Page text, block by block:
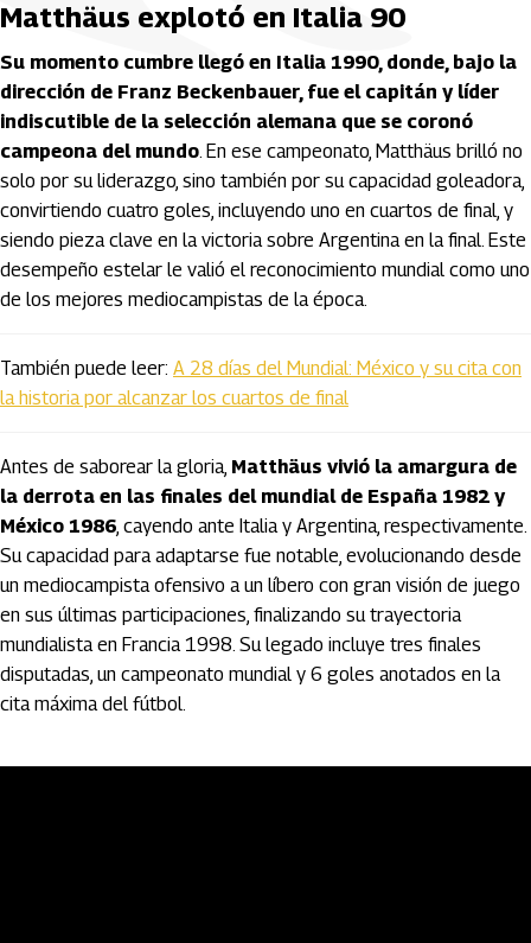
Matthäus explotó en Italia 90
Su momento cumbre llegó en Italia 1990, donde, bajo la
dirección de Franz Beckenbauer, fue el capitán y líder
indiscutible de la selección alemana que se coronó
campeona del mundo. En ese campeonato, Matthäus brilló no
solo por su liderazgo, sino también por su capacidad goleadora,
convirtiendo cuatro goles, incluyendo uno en cuartos de final, y
siendo pieza clave en la victoria sobre Argentina en la final. Este
desempeño estelar le valió el reconocimiento mundial como uno
de los mejores mediocampistas de la época.
También puede leer: A 28 días del Mundial: México y su cita con
la historia por alcanzar los cuartos de final
Antes de saborear la gloria, Matthäus vivió la amargura de
la derrota en las finales del mundial de España 1982 y
México 1986, cayendo ante Italia y Argentina, respectivamente.
Su capacidad para adaptarse fue notable, evolucionando desde
un mediocampista ofensivo a un líbero con gran visión de juego
en sus últimas participaciones, finalizando su trayectoria
mundialista en Francia 1998. Su legado incluye tres finales
disputadas, un campeonato mundial y 6 goles anotados en la
cita máxima del fútbol.